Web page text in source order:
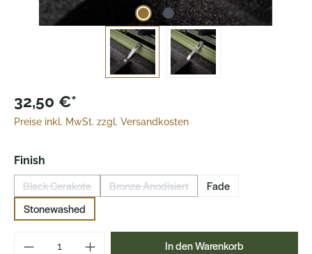
32,50 €*
Preise inkl. MwSt. zzgl. Versandkosten
Finish
Black Cerakote(Diese Option ist zurzeit nicht verfügbar.)
Bronze Anodisiert(Diese Option ist zurzeit nicht verfügbar.)
Fade
Stonewashed
Produkt Anzahl: Gib den gewünschten
In den Warenkorb